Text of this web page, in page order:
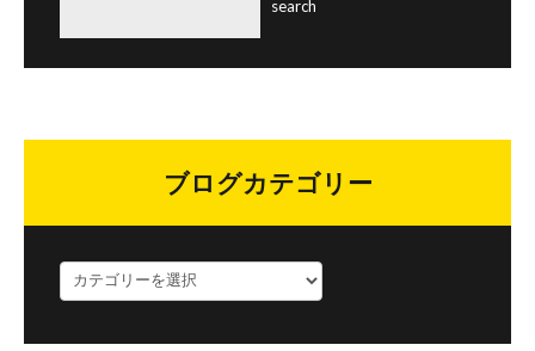
ブログカテゴリー
ロ